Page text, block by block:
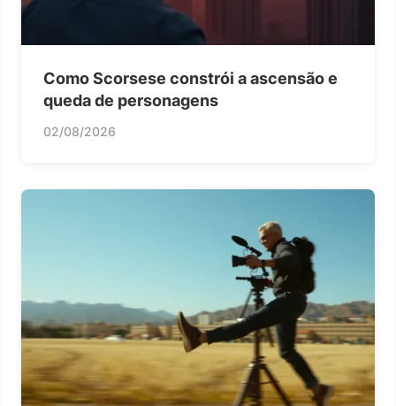
Como Scorsese constrói a ascensão e
queda de personagens
02/08/2026